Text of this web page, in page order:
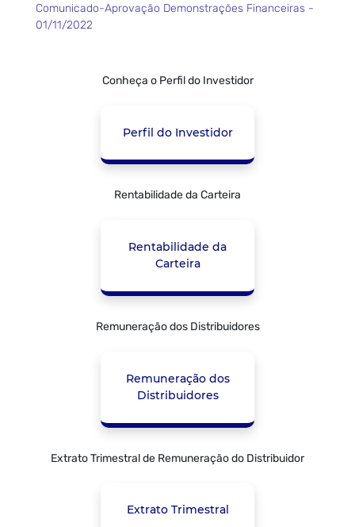
Comunicado-Aprovação Demonstrações Financeiras -
01/11/2022
Conheça o Perfil do Investidor
Perfil do Investidor
Rentabilidade da Carteira
Rentabilidade da
Carteira
Remuneração dos Distribuidores
Remuneração dos
Distribuidores
Extrato Trimestral de Remuneração do Distribuidor
Extrato Trimestral